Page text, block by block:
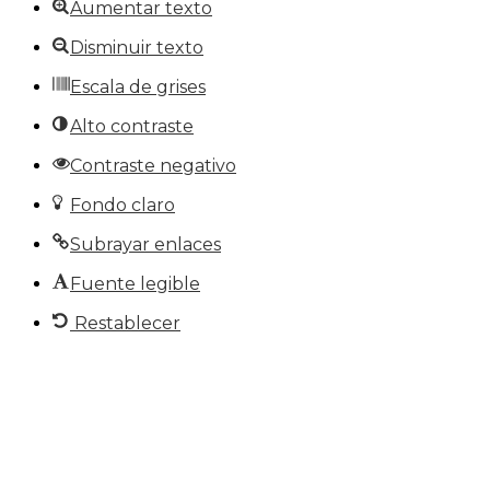
Aumentar texto
Disminuir texto
Escala de grises
Alto contraste
Contraste negativo
Fondo claro
Subrayar enlaces
Fuente legible
Restablecer